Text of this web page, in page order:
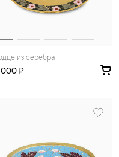
из серебра
000 ₽